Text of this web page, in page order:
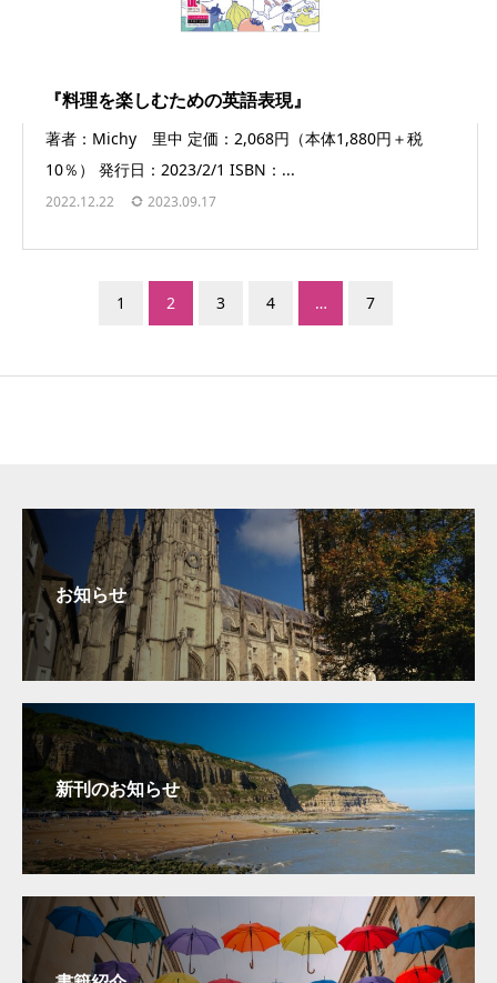
『料理を楽しむための英語表現』
著者：Michy 里中 定価：2,068円（本体1,880円＋税
10％） 発行日：2023/2/1 ISBN：...
2022.12.22 2023.09.17
1 2 3 4 … 7
お知らせ
新刊のお知らせ